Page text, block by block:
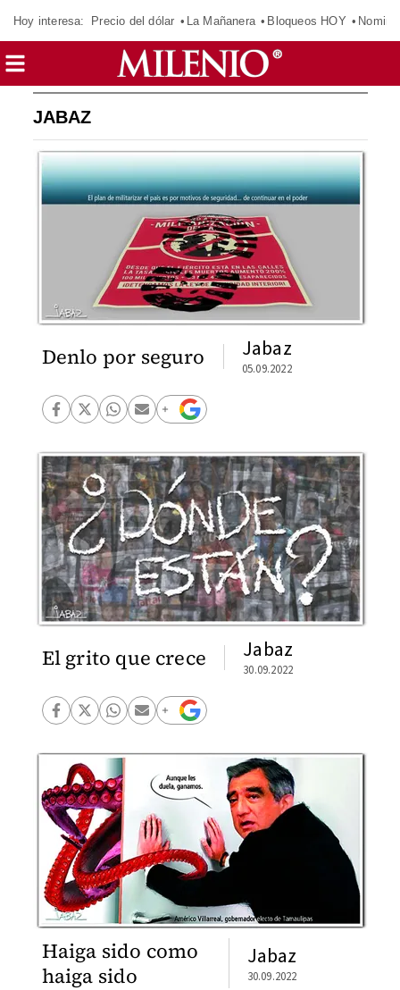
Hoy interesa: Precio del dólar La Mañanera Bloqueos HOY
JABAZ
Denlo por seguro Jabaz
05.09.2022
El grito que crece Jabaz
30.09.2022
Haiga sido como
haiga sido
Jabaz
30.09.2022